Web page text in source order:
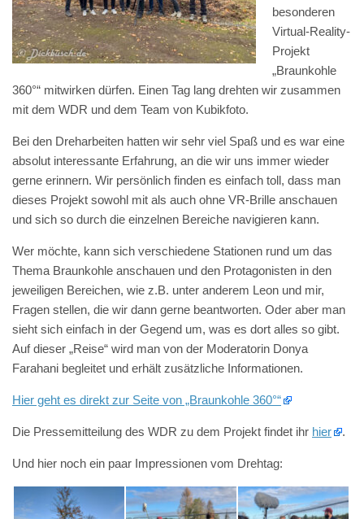
besonderen
Virtual-Reality-
Projekt
„Braunkohle
360°“ mitwirken dürfen. Einen Tag lang drehten wir zusammen
mit dem WDR und dem Team von Kubikfoto.
Bei den Dreharbeiten hatten wir sehr viel Spaß und es war eine
absolut interessante Erfahrung, an die wir uns immer wieder
gerne erinnern. Wir persönlich finden es einfach toll, dass man
dieses Projekt sowohl mit als auch ohne VR-Brille anschauen
und sich so durch die einzelnen Bereiche navigieren kann.
Wer möchte, kann sich verschiedene Stationen rund um das
Thema Braunkohle anschauen und den Protagonisten in den
jeweiligen Bereichen, wie z.B. unter anderem Leon und mir,
Fragen stellen, die wir dann gerne beantworten. Oder aber man
sieht sich einfach in der Gegend um, was es dort alles so gibt.
Auf dieser „Reise“ wird man von der Moderatorin Donya
Farahani begleitet und erhält zusätzliche Informationen.
Hier geht es direkt zur Seite von „Braunkohle 360°“
Die Pressemitteilung des WDR zu dem Projekt findet ihr hier .
Und hier noch ein paar Impressionen vom Drehtag: